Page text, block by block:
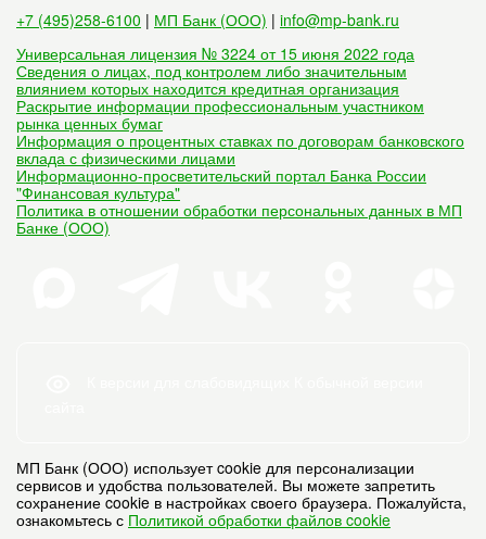
+7 (495)258-6100 | МП Банк (ООО) | info@mp-bank.ru
Универсальная лицензия № 3224 от 15 июня 2022 года
Сведения о лицах, под контролем либо значительным
влиянием которых находится кредитная организация
Раскрытие информации профессиональным участником
рынка ценных бумаг
Информация о процентных ставках по договорам банковского
вклада с физическими лицами
Информационно-просветительский портал Банка России
"Финансовая культура"
Политика в отношении обработки персональных данных в МП
Банке (ООО)
МП Банк (ООО) использует cookie для персонализации
сервисов и удобства пользователей. Вы можете запретить
сохранение cookie в настройках своего браузера. Пожалуйста,
ознакомьтесь с Политикой обработки файлов cookie